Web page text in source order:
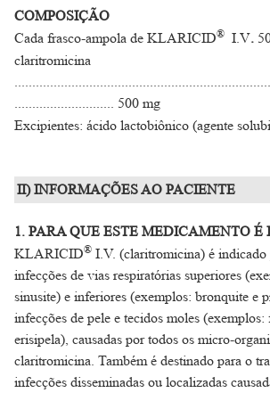
COMPOSIÇÃO
Cada frasco-ampola de KLARICID® I.V.
claritromicina
............................ 500 mg
Excipientes: ácido lactobiônico (agente
II) INFORMAÇÕES AO PACIENTE
1. PARA QUE ESTE MEDICAMENTO É
KLARICID® I.V. (claritromicina) é indicado
infecções de vias respiratórias superiores
sinusite) e inferiores (exemplos: bronquite e
infecções de pele e tecidos moles
erisipela), causadas por todos os micro-
claritromicina. Também é destinado para o
infecções disseminadas ou localizadas